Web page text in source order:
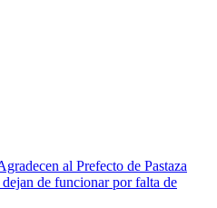
al Prefecto de Pastaza
de funcionar por falta de